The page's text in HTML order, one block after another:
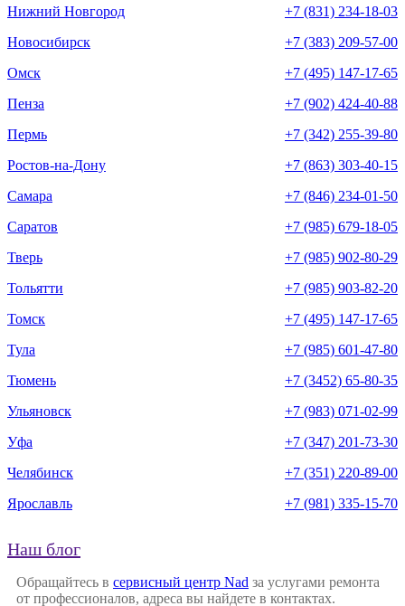
Нижний Новгород
+7 (831) 234-18-03
Новосибирск
+7 (383) 209-57-00
Омск
+7 (495) 147-17-65
Пенза
+7 (902) 424-40-88
Пермь
+7 (342) 255-39-80
Ростов-на-Дону
+7 (863) 303-40-15
Самара
+7 (846) 234-01-50
Саратов
+7 (985) 679-18-05
Тверь
+7 (985) 902-80-29
Тольятти
+7 (985) 903-82-20
Томск
+7 (495) 147-17-65
Тула
+7 (985) 601-47-80
Тюмень
+7 (3452) 65-80-35
Ульяновск
+7 (983) 071-02-99
Уфа
+7 (347) 201-73-30
Челябинск
+7 (351) 220-89-00
Ярославль
+7 (981) 335-15-70
Наш блог
Обращайтесь в сервисный центр Nad за услугами ремонта
от профессионалов, адреса вы найдете в контактах.